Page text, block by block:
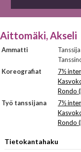
Aittomäki, Akseli
Ammatti
Tanssija
Koreografiat
7½
Rondo
Työ tanssijana
7½
Rondo
Tietokantahaku